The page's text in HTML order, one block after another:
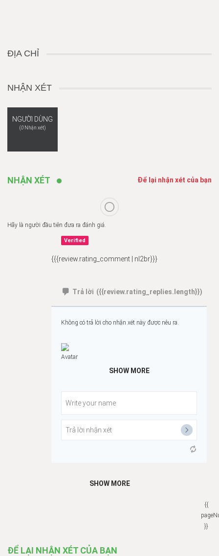
ĐỊA CHỈ
NHẬN XÉT
NGƯỜI DÙNG
(0Nhận xét)
NHẬN XÉT Để lại nhận xét của bạn
Hãy là người đầu tiên đưa ra đánh giá.
Verified
{{{review.rating_comment | nl2br}}}
Trả lời ({{review.rating_replies.length}})
Không có trả lời cho nhận xét này được nêu ra.
SHOW MORE
SHOW MORE
{{
}}
ĐỂ LẠI NHẬN XÉT CỦA BẠN